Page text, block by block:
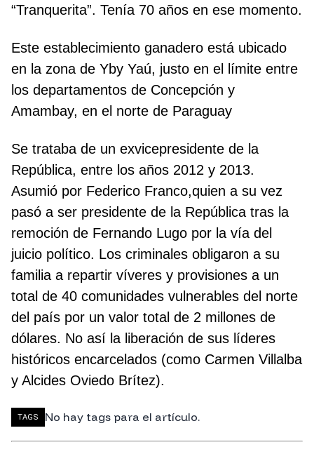
“Tranquerita”. Tenía 70 años en ese momento.
Este establecimiento ganadero está ubicado
en la zona de Yby Yaú, justo en el límite entre
los departamentos de Concepción y
Amambay, en el norte de Paraguay
Se trataba de un exvicepresidente de la
República, entre los años 2012 y 2013.
Asumió por Federico Franco,quien a su vez
pasó a ser presidente de la República tras la
remoción de Fernando Lugo por la vía del
juicio político. Los criminales obligaron a su
familia a repartir víveres y provisiones a un
total de 40 comunidades vulnerables del norte
del país por un valor total de 2 millones de
dólares. No así la liberación de sus líderes
históricos encarcelados (como Carmen Villalba
y Alcides Oviedo Brítez).
TAGS No hay tags para el artículo.